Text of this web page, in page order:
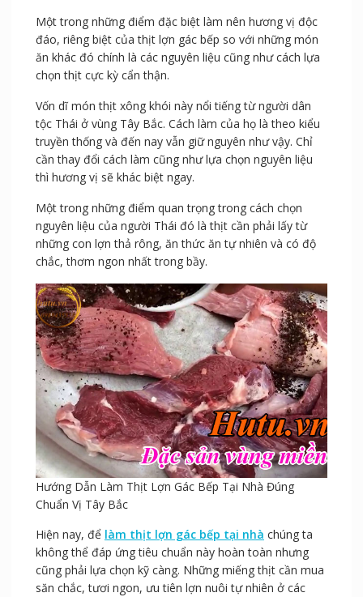
Một trong những điểm đặc biệt làm nên hương vị độc
đáo, riêng biệt của thịt lợn gác bếp so với những món
ăn khác đó chính là các nguyên liệu cũng như cách lựa
chọn thịt cực kỳ cẩn thận.
Vốn dĩ món thịt xông khói này nổi tiếng từ người dân
tộc Thái ở vùng Tây Bắc. Cách làm của họ là theo kiểu
truyền thống và đến nay vẫn giữ nguyên như vậy. Chỉ
cần thay đổi cách làm cũng như lựa chọn nguyên liệu
thì hương vị sẽ khác biệt ngay.
Một trong những điểm quan trọng trong cách chọn
nguyên liệu của người Thái đó là thịt cần phải lấy từ
những con lợn thả rông, ăn thức ăn tự nhiên và có độ
chắc, thơm ngon nhất trong bầy.
Hướng Dẫn Làm Thịt Lợn Gác Bếp Tại Nhà Đúng
Chuẩn Vị Tây Bắc
Hiện nay, để làm thịt lợn gác bếp tại nhà chúng ta
không thể đáp ứng tiêu chuẩn này hoàn toàn nhưng
cũng phải lựa chọn kỹ càng. Những miếng thịt cần mua
săn chắc, tươi ngon, ưu tiên lợn nuôi tự nhiên ở các